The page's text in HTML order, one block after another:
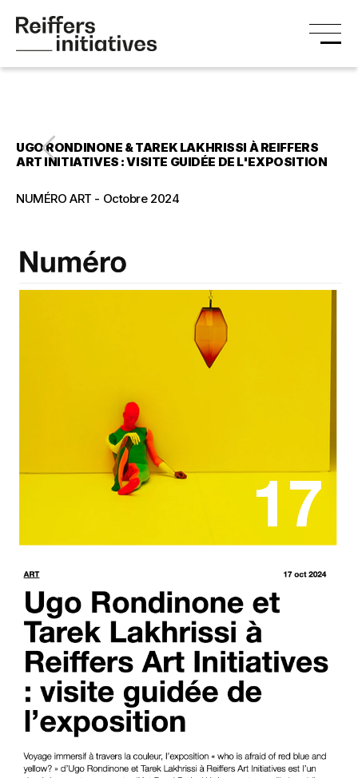
UGO RONDINONE & TAREK LAKHRISSI À REIFFERS
ART INITIATIVES : VISITE GUIDÉE DE L'EXPOSITION
NUMÉRO ART - Octobre 2024